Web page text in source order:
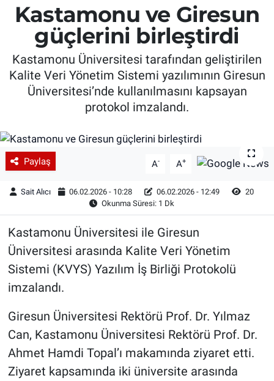
Kastamonu ve Giresun
güçlerini birleştirdi
Kastamonu Üniversitesi tarafından geliştirilen
Kalite Veri Yönetim Sistemi yazılımının Giresun
Üniversitesi’nde kullanılmasını kapsayan
protokol imzalandı.
Paylaş A- A+
Sait Alıcı 06.02.2026 - 10:28 06.02.2026 - 12:49
20
Okunma Süresi: 1 Dk
Kastamonu Üniversitesi ile Giresun
Üniversitesi arasında Kalite Veri Yönetim
Sistemi (KVYS) Yazılım İş Birliği Protokolü
imzalandı.
Giresun Üniversitesi Rektörü Prof. Dr. Yılmaz
Can, Kastamonu Üniversitesi Rektörü Prof. Dr.
Ahmet Hamdi Topal’ı makamında ziyaret etti.
Ziyaret kapsamında iki üniversite arasında